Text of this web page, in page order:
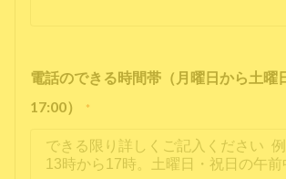
電話のできる時間帯（月曜日から土曜
17:00）
*